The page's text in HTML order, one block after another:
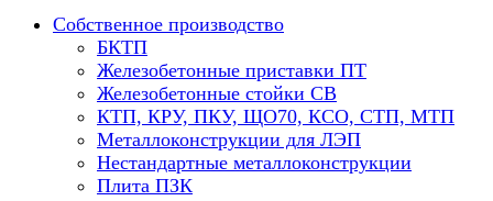
Собственное производство
БКТП
Железобетонные приставки ПТ
Железобетонные стойки СВ
КТП, КРУ, ПКУ, ЩО70, КСО, СТП, МТП
Металлоконструкции для ЛЭП
Нестандартные металлоконструкции
Плита ПЗК